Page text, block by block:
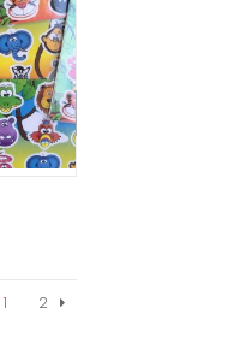
1
2